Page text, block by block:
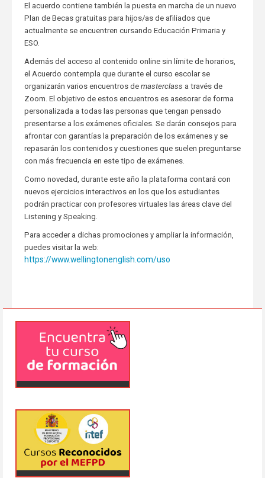
El acuerdo contiene también la puesta en marcha de un nuevo
Plan de Becas gratuitas para hijos/as de afiliados que
actualmente se encuentren cursando Educación Primaria y
ESO.
Además del acceso al contenido online sin límite de horarios,
el Acuerdo contempla que durante el curso escolar se
organizarán varios encuentros de masterclass a través de
Zoom. El objetivo de estos encuentros es asesorar de forma
personalizada a todas las personas que tengan pensado
presentarse a los exámenes oficiales. Se darán consejos para
afrontar con garantías la preparación de los exámenes y se
repasarán los contenidos y cuestiones que suelen preguntarse
con más frecuencia en este tipo de exámenes.
Como novedad, durante este año la plataforma contará con
nuevos ejercicios interactivos en los que los estudiantes
podrán practicar con profesores virtuales las áreas clave del
Listening y Speaking.
Para acceder a dichas promociones y ampliar la información,
puedes visitar la web:
https://www.wellingtonenglish.com/uso